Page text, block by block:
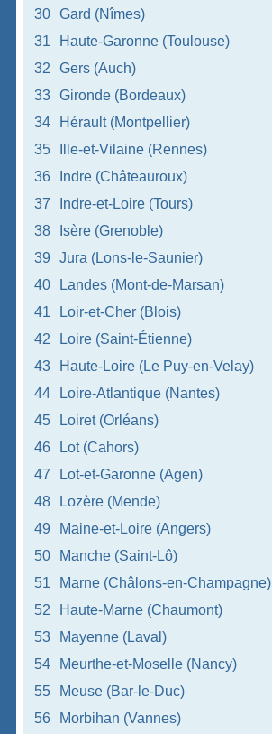
30 Gard (Nîmes)
31
Haute-Garonne (Toulouse)
32
Gers (Auch)
33
Gironde (Bordeaux)
34
Hérault (Montpellier)
35
Ille-et-Vilaine (Rennes)
36
Indre (Châteauroux)
37
Indre-et-Loire (Tours)
38
Isère (Grenoble)
39
Jura (Lons-le-Saunier)
40
Landes (Mont-de-Marsan)
41
Loir-et-Cher (Blois)
42
Loire (Saint-Étienne)
43
Haute-Loire (Le Puy-en-Velay)
44
Loire-Atlantique (Nantes)
45
Loiret (Orléans)
46
Lot (Cahors)
47
Lot-et-Garonne (Agen)
48
Lozère (Mende)
49
Maine-et-Loire (Angers)
50
Manche (Saint-Lô)
51
Marne (Châlons-en-Champagne)
52
Haute-Marne (Chaumont)
53
Mayenne (Laval)
54
Meurthe-et-Moselle (Nancy)
55
Meuse (Bar-le-Duc)
56
Morbihan (Vannes)